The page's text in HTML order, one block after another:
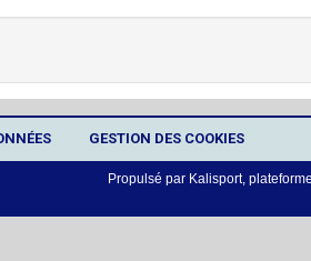
GESTION DES COOKIES
Propulsé par Kalisport,